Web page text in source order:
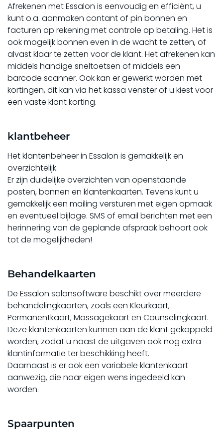
Afrekenen met Essalon is eenvoudig en efficiënt, u
kunt o.a. aanmaken contant of pin bonnen en
facturen op rekening met controle op betaling. Het is
ook mogelijk bonnen even in de wacht te zetten, of
alvast klaar te zetten voor de klant. Het afrekenen kan
middels handige sneltoetsen of middels een
barcode scanner. Ook kan er gewerkt worden met
kortingen, dit kan via het kassa venster of u kiest voor
een vaste klant korting.
klantbeheer
Het klantenbeheer in Essalon is gemakkelijk en
overzichtelijk.
Er zijn duidelijke overzichten van openstaande
posten, bonnen en klantenkaarten. Tevens kunt u
gemakkelijk een mailing versturen met eigen opmaak
en eventueel bijlage. SMS of email berichten met een
herinnering van de geplande afspraak behoort ook
tot de mogelijkheden!
Behandelkaarten
De Essalon salonsoftware beschikt over meerdere
behandelingkaarten, zoals een Kleurkaart,
Permanentkaart, Massagekaart en Counselingkaart.
Deze klantenkaarten kunnen aan de klant gekoppeld
worden, zodat u naast de uitgaven ook nog extra
klantinformatie ter beschikking heeft.
Daarnaast is er ook een variabele klantenkaart
aanwezig, die naar eigen wens ingedeeld kan
worden.
Spaarpunten